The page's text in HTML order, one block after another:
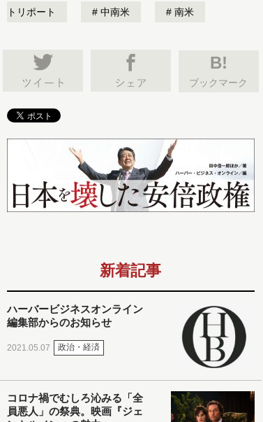
トリポート 中南米 南米
B!
ブックマーク
新着記事
ハーバービジネスオンライン
編集部からのお知らせ
2021.05.07 政治・経済
コロナ禍でむしろ沁みる「全
員悪人」の祭典。映画『ジェ